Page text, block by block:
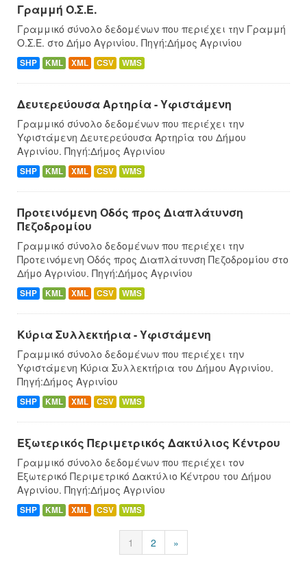
Γραμμή Ο.Σ.Ε.
Γραμμικό σύνολο δεδομένων που περιέχει την Γραμμή
Ο.Σ.Ε. στο Δήμο Αγρινίου. Πηγή:Δήμος Αγρινίου
SHP KML XML CSV WMS
Δευτερεύουσα Αρτηρία - Υφιστάμενη
Γραμμικό σύνολο δεδομένων που περιέχει την
Υφιστάμενη Δευτερεύουσα Αρτηρία του Δήμου
Αγρινίου. Πηγή:Δήμος Αγρινίου
SHP KML XML CSV WMS
Προτεινόμενη Οδός προς Διαπλάτυνση
Πεζοδρομίου
Γραμμικό σύνολο δεδομένων που περιέχει την
Προτεινόμενη Οδός προς Διαπλάτυνση Πεζοδρομίου στο
Δήμο Αγρινίου. Πηγή:Δήμος Αγρινίου
SHP KML XML CSV WMS
Κύρια Συλλεκτήρια - Υφιστάμενη
Γραμμικό σύνολο δεδομένων που περιέχει την
Υφιστάμενη Κύρια Συλλεκτήρια του Δήμου Αγρινίου.
Πηγή:Δήμος Αγρινίου
SHP KML XML CSV WMS
Εξωτερικός Περιμετρικός Δακτύλιος Κέντρου
Γραμμικό σύνολο δεδομένων που περιέχει τον
Εξωτερικό Περιμετρικό Δακτύλιο Κέντρου του Δήμου
Αγρινίου. Πηγή:Δήμος Αγρινίου
SHP KML XML CSV WMS
1 2 »